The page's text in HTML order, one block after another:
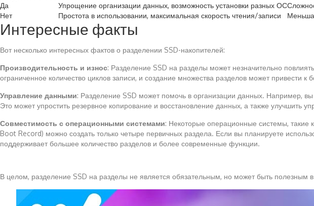
Да
Упрощение организации данных, возможность установки разных ОС
Нет
Простота в использовании, максимальная скорость чтения/записи
Интересные факты
Вот несколько интересных фактов о разделении SSD-накопителей:
Производительность и износ: Разделение SSD на разделы может незначительно
ограниченное количество циклов записи, и создание множества разделов может привести
Управление данными: Разделение SSD может помочь в организации данных. Например,
Это может упростить резервное копирование и восстановление данных, а также улучшить
Совместимость с операционными системами: Некоторые операционные системы, такие
Boot Record) можно создать только четыре первичных раздела. Если вы планируете
поддерживает большее количество разделов и более современные функции.
В целом, разделение SSD на разделы не является обязательным, но может быть полезным